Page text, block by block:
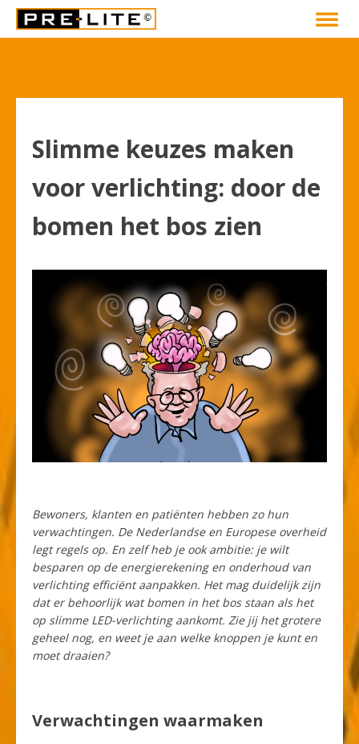
Slimme keuzes maken
voor verlichting: door de
bomen het bos zien
Bewoners, klanten en patiënten hebben zo hun
verwachtingen. De Nederlandse en Europese overheid
legt regels op. En zelf heb je ook ambitie: je wilt
besparen op de energierekening en onderhoud van
verlichting efficiënt aanpakken. Het mag duidelijk zijn
dat er behoorlijk wat bomen in het bos staan als het
op slimme LED-verlichting aankomt. Zie jij het grotere
geheel nog, en weet je aan welke knoppen je kunt en
moet draaien?
Verwachtingen waarmaken